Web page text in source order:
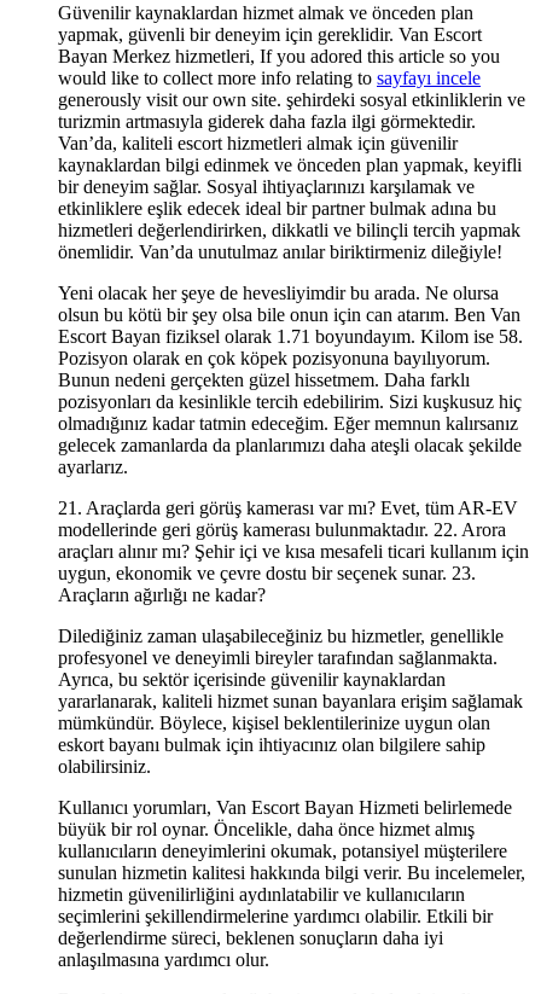
Güvenilir kaynaklardan hizmet almak ve önceden plan
yapmak, güvenli bir deneyim için gereklidir. Van Escort
Bayan Merkez hizmetleri, If you adored this article so you
would like to collect more info relating to sayfayı incele
generously visit our own site. şehirdeki sosyal etkinliklerin ve
turizmin artmasıyla giderek daha fazla ilgi görmektedir.
Van’da, kaliteli escort hizmetleri almak için güvenilir
kaynaklardan bilgi edinmek ve önceden plan yapmak, keyifli
bir deneyim sağlar. Sosyal ihtiyaçlarınızı karşılamak ve
etkinliklere eşlik edecek ideal bir partner bulmak adına bu
hizmetleri değerlendirirken, dikkatli ve bilinçli tercih yapmak
önemlidir. Van’da unutulmaz anılar biriktirmeniz dileğiyle!
Yeni olacak her şeye de hevesliyimdir bu arada. Ne olursa
olsun bu kötü bir şey olsa bile onun için can atarım. Ben Van
Escort Bayan fiziksel olarak 1.71 boyundayım. Kilom ise 58.
Pozisyon olarak en çok köpek pozisyonuna bayılıyorum.
Bunun nedeni gerçekten güzel hissetmem. Daha farklı
pozisyonları da kesinlikle tercih edebilirim. Sizi kuşkusuz hiç
olmadığınız kadar tatmin edeceğim. Eğer memnun kalırsanız
gelecek zamanlarda da planlarımızı daha ateşli olacak şekilde
ayarlarız.
21. Araçlarda geri görüş kamerası var mı? Evet, tüm AR-EV
modellerinde geri görüş kamerası bulunmaktadır. 22. Arora
araçları alınır mı? Şehir içi ve kısa mesafeli ticari kullanım için
uygun, ekonomik ve çevre dostu bir seçenek sunar. 23.
Araçların ağırlığı ne kadar?
Dilediğiniz zaman ulaşabileceğiniz bu hizmetler, genellikle
profesyonel ve deneyimli bireyler tarafından sağlanmakta.
Ayrıca, bu sektör içerisinde güvenilir kaynaklardan
yararlanarak, kaliteli hizmet sunan bayanlara erişim sağlamak
mümkündür. Böylece, kişisel beklentilerinize uygun olan
eskort bayanı bulmak için ihtiyacınız olan bilgilere sahip
olabilirsiniz.
Kullanıcı yorumları, Van Escort Bayan Hizmeti belirlemede
büyük bir rol oynar. Öncelikle, daha önce hizmet almış
kullanıcıların deneyimlerini okumak, potansiyel müşterilere
sunulan hizmetin kalitesi hakkında bilgi verir. Bu incelemeler,
hizmetin güvenilirliğini aydınlatabilir ve kullanıcıların
seçimlerini şekillendirmelerine yardımcı olabilir. Etkili bir
değerlendirme süreci, beklenen sonuçların daha iyi
anlaşılmasına yardımcı olur.